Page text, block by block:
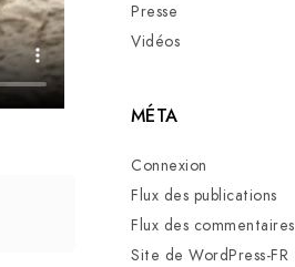
Presse
Vidéos
MÉTA
Connexion
Flux des publications
Flux des commentaires
Site de WordPress-FR